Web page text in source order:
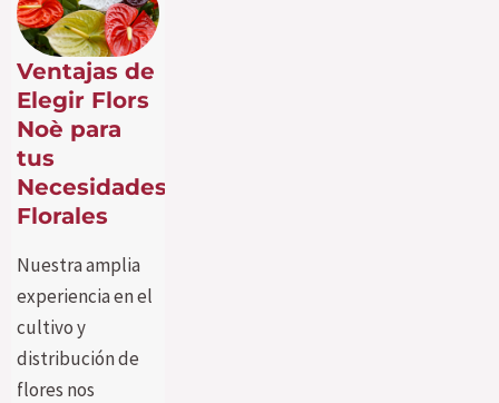
Ventajas de
Elegir Flors
Noè para
tus
Necesidades
Florales
Nuestra amplia
experiencia en el
cultivo y
distribución de
flores nos